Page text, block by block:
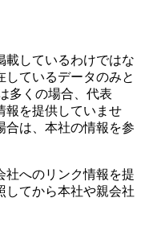
載しているわけではな
しているデータのみと
多くの場合、代表
報を提供していませ
合は、本社の情報を参
社へのリンク情報を提
してから本社や親会社